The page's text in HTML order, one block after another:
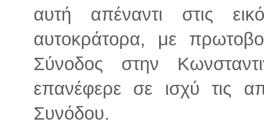
αυτή απέναντι στις
αυτοκράτορα, με
Σύνοδος στην
επανέφερε σε ισχύ τις
Συνόδου.